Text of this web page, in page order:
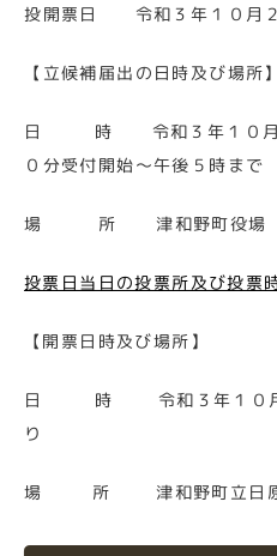
投開票日 令和３年１０月２
【立候補届出の日時及び場所】
日 時 令和３年１０月１
０分受付開始～午後５時まで
場 所 津和野町役場 本
投票日当日の投票所及び投票
【開票日時及び場所】
日 時 令和３年１０月
り
場 所 津和野町立日原